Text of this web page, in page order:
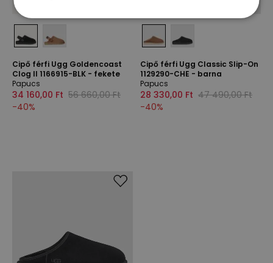
Cipő férfi Ugg Goldencoast
Clog II 1166915-BLK - fekete
Papucs
34 160,00 Ft 56 660,00 Ft
-40%
Cipő férfi Ugg Classic Slip-On
1129290-CHE - barna
Papucs
28 330,00 Ft 47 490,00 Ft
-40%